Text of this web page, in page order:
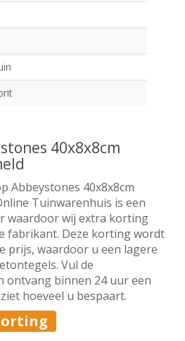
40x8x8cm
Abbeystones 40x8x8cm
Tuinwarenhuis is een
waardoor wij extra korting
fabrikant. Deze korting wordt
prijs, waardoor u een lagere
Vul de
ontvang binnen 24 uur een
hoeveel u bespaart.